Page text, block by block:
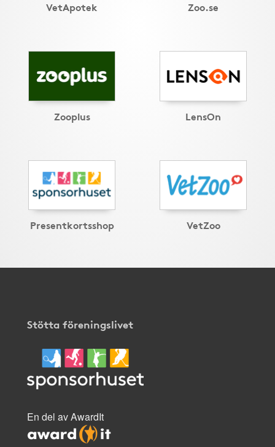
VetApotek Zoo.se
Zooplus LensOn
Presentkortsshop VetZoo
Stötta föreningslivet
En del av AwardIt